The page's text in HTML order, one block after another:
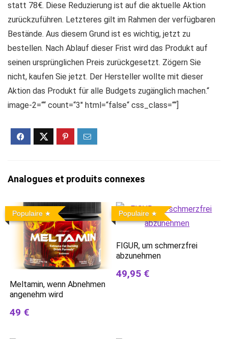
statt 78€. Diese Reduzierung ist auf die aktuelle Aktion
zurückzuführen. Letzteres gilt im Rahmen der verfügbaren
Bestände. Aus diesem Grund ist es wichtig, jetzt zu
bestellen. Nach Ablauf dieser Frist wird das Produkt auf
seinen ursprünglichen Preis zurückgesetzt. Zögern Sie
nicht, kaufen Sie jetzt. Der Hersteller wollte mit dieser
Aktion das Produkt für alle Budgets zugänglich machen.“
image-2=““ count=“3″ html=“false“ css_class=““]
Analogues et produits connexes
Populaire
Meltamin, wenn Abnehmen
angenehm wird
49 €
Populaire
FIGUR, um schmerzfrei
abzunehmen
49,95 €